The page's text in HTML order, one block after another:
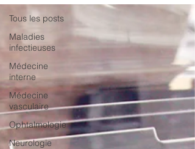
Tous les posts
Maladies
infectieuses
Médecine
interne
Médecine
vasculaire
Ophtalmologie
Neurologie